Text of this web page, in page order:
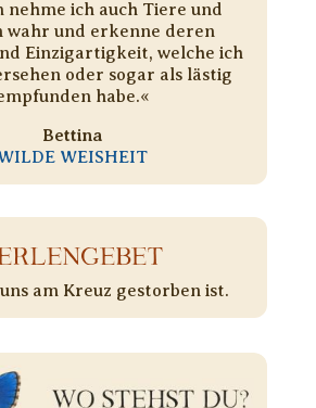
nehme ich auch Tiere und
wahr und erkenne deren
Einzigartigkeit, welche ich
oder sogar als lästig
habe.«
Bettina
WEISHEIT
am Kreuz gestorben ist.